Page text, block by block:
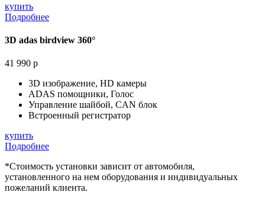
купить
Подробнее
3D adas birdview 360°
41 990 р
3D изображение, HD камеры
ADAS помощники, Голос
Управление шайбой, CAN блок
Встроенный регистратор
купить
Подробнее
*Стоимость установки зависит от автомобиля,
установленного на нем оборудования и индивидуальных
пожеланий клиента.